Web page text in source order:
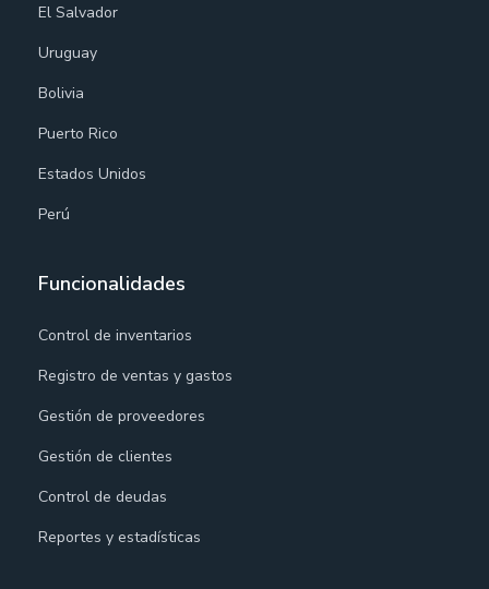
El Salvador
Uruguay
Bolivia
Puerto Rico
Estados Unidos
Perú
Funcionalidades
Control de inventarios
Registro de ventas y gastos
Gestión de proveedores
Gestión de clientes
Control de deudas
Reportes y estadísticas